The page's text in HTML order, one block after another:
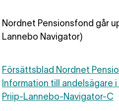
Nordnet Pensionsfond går
Lannebo Navigator)
Försättsblad Nordnet
Information till andelsägare
Priip-Lannebo-Navigator-C